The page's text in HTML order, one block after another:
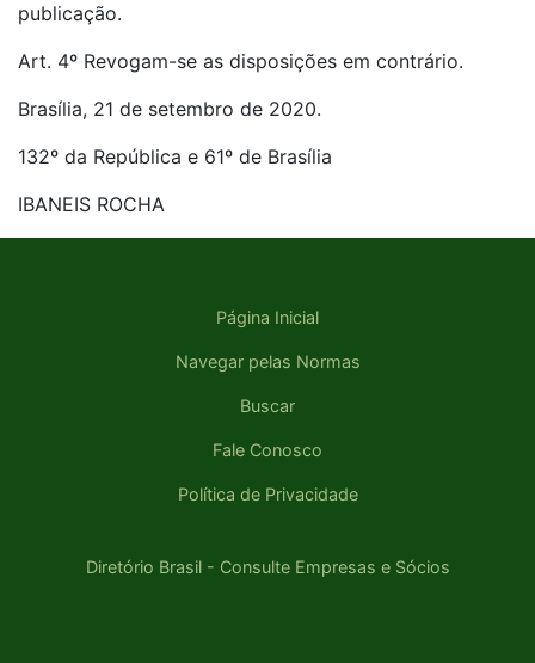
publicação.
Art. 4º Revogam-se as disposições em contrário.
Brasília, 21 de setembro de 2020.
132º da República e 61º de Brasília
IBANEIS ROCHA
Página Inicial
Navegar pelas Normas
Buscar
Fale Conosco
Política de Privacidade
Diretório Brasil - Consulte Empresas e Sócios